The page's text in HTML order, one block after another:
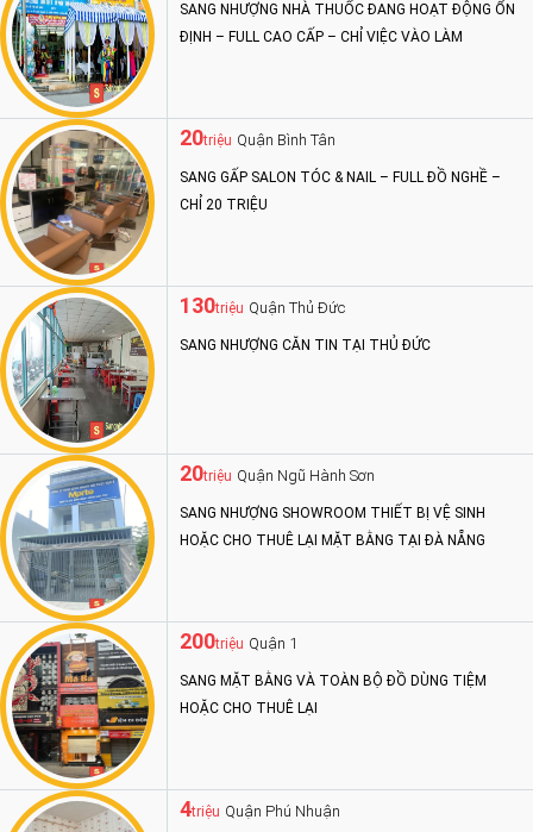
SANG NHƯỢNG NHÀ THUỐC ĐANG HOẠT ĐỘNG ỔN
ĐỊNH – FULL CAO CẤP – CHỈ VIỆC VÀO LÀM
20triệu Quận Bình Tân
SANG GẤP SALON TÓC & NAIL – FULL ĐỒ NGHỀ –
CHỈ 20 TRIỆU
130triệu Quận Thủ Đức
SANG NHƯỢNG CĂN TIN TẠI THỦ ĐỨC
20triệu Quận Ngũ Hành Sơn
SANG NHƯỢNG SHOWROOM THIẾT BỊ VỆ SINH
HOẶC CHO THUÊ LẠI MẶT BẰNG TẠI ĐÀ NẴNG
200triệu Quận 1
SANG MẶT BẰNG VÀ TOÀN BỘ ĐỒ DÙNG TIỆM
HOẶC CHO THUÊ LẠI
4triệu Quận Phú Nhuận